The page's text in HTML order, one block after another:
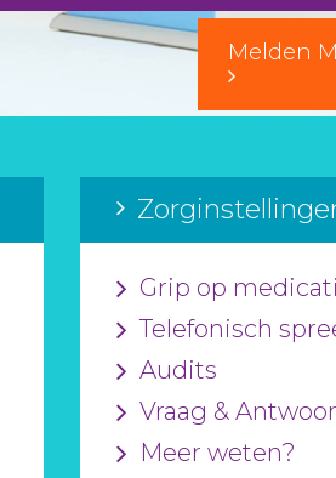
Melden
Grip op
Telefonisch
Audits
Vraag &
Meer weten?